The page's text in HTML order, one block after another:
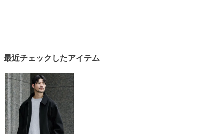
最近チェックしたアイテム